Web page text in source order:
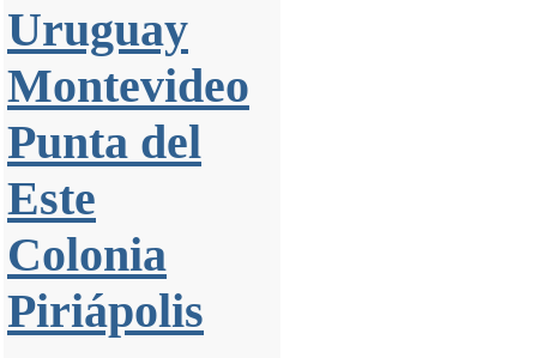
Uruguay
Montevideo
Punta del
Este
Colonia
Piriápolis